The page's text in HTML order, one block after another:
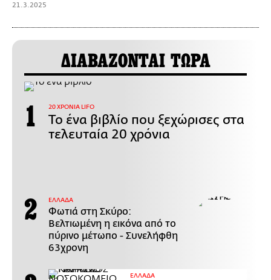
21.3.2025
ΔΙΑΒΑΖΟΝΤΑΙ ΤΩΡΑ
20 ΧΡΟΝΙΑ LIFO
Το ένα βιβλίο που ξεχώρισες στα
τελευταία 20 χρόνια
ΕΛΛΑΔΑ
Φωτιά στη Σκύρο:
Βελτιωμένη η εικόνα από το
πύρινο μέτωπο - Συνελήφθη
63χρονη
ΕΛΛΑΔΑ